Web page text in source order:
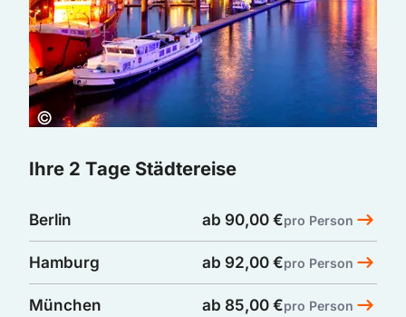
Copyright:
©
Ihre 2 Tage Städtereise
Berlin ab 90,00 €pro Person
Hamburg ab 92,00 €pro Person
München ab 85,00 €pro Person